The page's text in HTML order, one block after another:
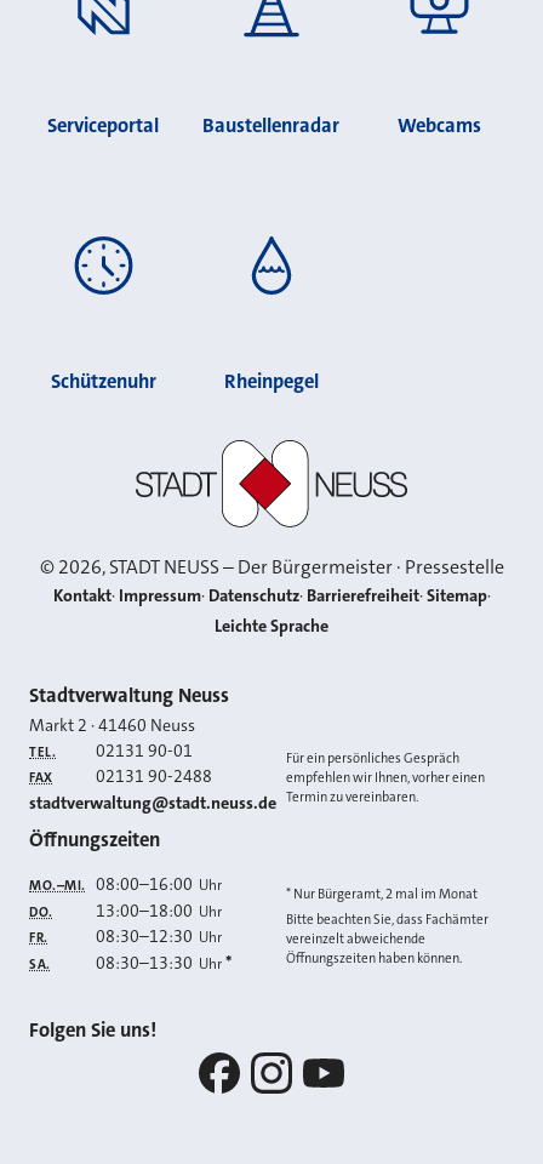
Serviceportal Baustellenradar Webcams
Schützenuhr Rheinpegel
©2026, STADT NEUSS – Der Bürgermeister · Pressestelle
Kontakt Impressum Datenschutz Barrierefreiheit Sitemap
Leichte Sprache
Kontakt
Stadtverwaltung Neuss
Markt 2 ·41460 Neuss
TEL. 02131 90-01
FAX 02131 90-2488
E-MAIL
stadtverwaltung@stadt.neuss.de
Für ein persönliches Gespräch
empfehlen wir Ihnen, vorher einen
Termin zu vereinbaren.
Öffnungszeiten
MO.–MI. 08:00–16:00 Uhr
DO. 13:00–18:00 Uhr
FR. 08:30–12:30 Uhr
SA. 08:30–13:30 Uhr *
* Nur Bürgeramt, 2 mal im Monat
Bitte beachten Sie, dass Fachämter
vereinzelt abweichende
Öffnungszeiten haben können.
Folgen Sie uns!